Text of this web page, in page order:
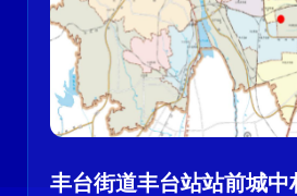
丰台街道丰台站站前城中